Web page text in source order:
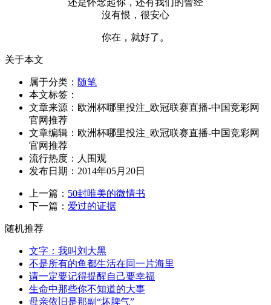
沒有恨，很安心
你在，就好了。
关于本文
属于分类： 随笔
本文标签：
文章来源：欧洲杯哪里投注_欧冠联赛直播-中国竞彩网
官网推荐
文章编辑：欧洲杯哪里投注_欧冠联赛直播-中国竞彩网
官网推荐
流行热度： 人围观
发布日期：2014年05月20日
上一篇： 50封唯美的微情书
下一篇： 爱过的证据
随机推荐
文字：我叫刘大黑
不是所有的鱼都生活在同一片海里
请一定要记得提醒自己要幸福
生命中那些你不知道的大事
母亲依旧是那副“坏脾气”